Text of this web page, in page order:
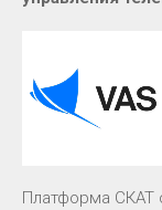
Платформа СКАТ